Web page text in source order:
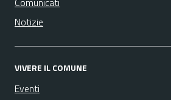
Notizie
VIVERE IL COMUNE
Eventi